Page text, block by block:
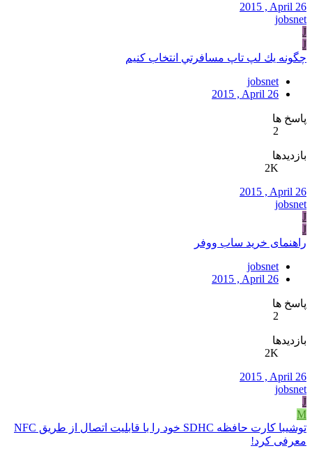
2015 , April 26
jobsnet
J
J
چگونه يك لپ تاپ مسافرتي انتخاب كنيم
jobsnet
2015 , April 26
پاسخ ها
2
بازدیدها
2K
2015 , April 26
jobsnet
J
J
راهنمای خرید ساب ووفر
jobsnet
2015 , April 26
پاسخ ها
2
بازدیدها
2K
2015 , April 26
jobsnet
J
M
توشیبا کارت حافظه SDHC خود را با قابلیت اتصال از طریق NFC
معرفی کرد!